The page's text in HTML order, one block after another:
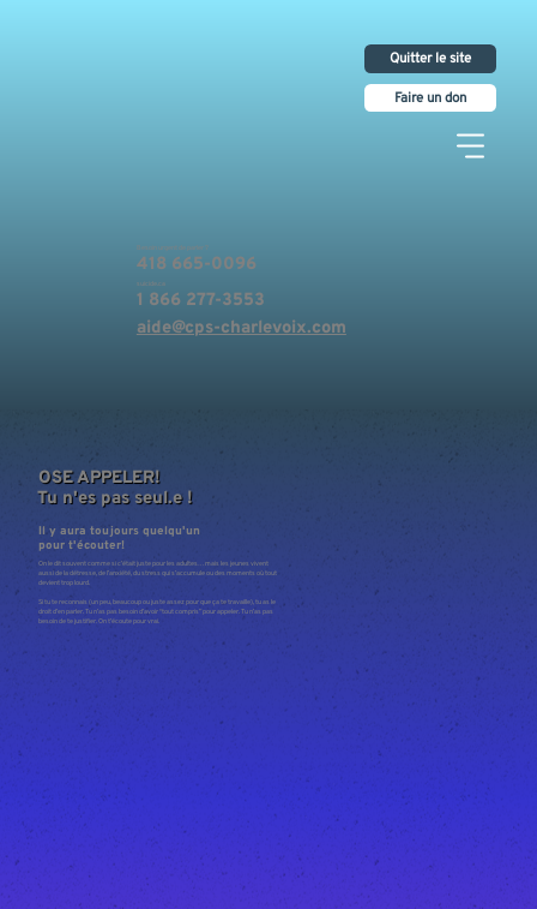
Quitter le site
Faire un don
Besoin urgent de parler ?
418 665-0096
suicide.ca
1 866 277-3553
aide@cps-charlevoix.com
OSE APPELER!
Tu n'es pas seul.e !
Il y aura toujours quelqu'un
pour t'écouter!
On le dit souvent comme si c’était juste pour les adultes… mais les jeunes vivent
aussi de la détresse, de l’anxiété, du stress qui s’accumule ou des moments où tout
devient trop lourd.
Si tu te reconnais (un peu, beaucoup ou juste assez pour que ça te travaille), tu as le
droit d’en parler. Tu n’as pas besoin d’avoir “tout compris” pour appeler. Tu n’as pas
besoin de te justifier. On t’écoute pour vrai.